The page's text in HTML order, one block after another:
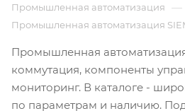
Промышленная автоматизация —
Промышленная автоматизация
Промышленная
коммутация, компоненты
мониторинг. В каталоге -
по параметрам и наличию.